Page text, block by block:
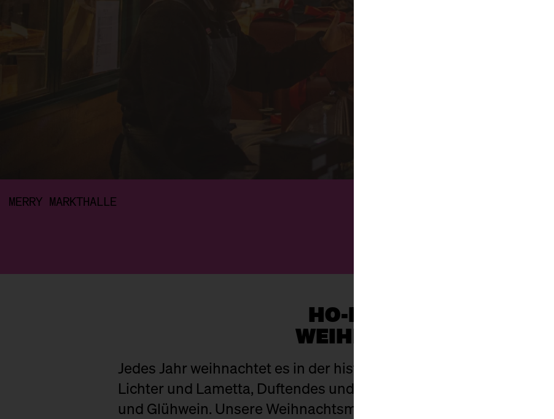
MERRY MARKTHALLE
HO-HO-HO, WHAT A
WEIHNACHTSMARKT!
Jedes Jahr weihnachtet es in der historischen Markthalle Neun in
Lichter und Lametta, Duftendes und Dampfendes, Tannenbaum
und Glühwein. Unsere Weihnachtsmärkte sind wetterfest, lecker